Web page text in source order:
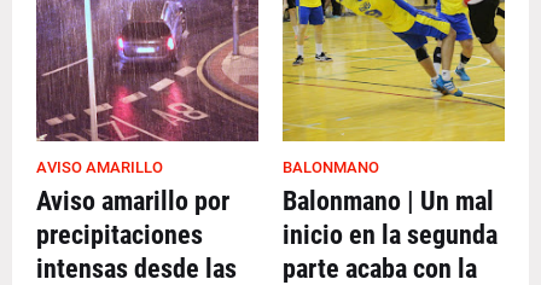
AVISO AMARILLO
Aviso amarillo por
precipitaciones
intensas desde las
BALONMANO
Balonmano | Un mal
inicio en la segunda
parte acaba con la